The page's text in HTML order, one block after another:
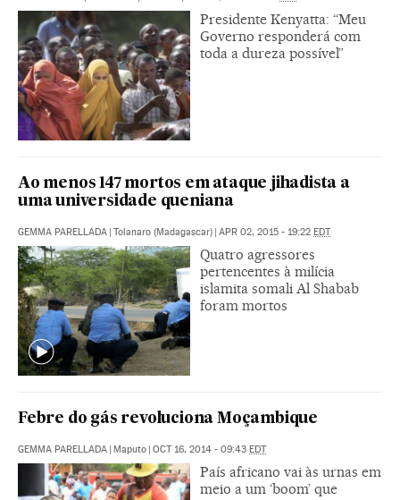
Presidente Kenyatta: “Meu
Governo responderá com
toda a dureza possível”
Ao menos 147 mortos em ataque jihadista a
uma universidade queniana
GEMMA PARELLADA | Tolanaro (Madagascar) | APR 02, 2015 - 19:22 EDT
Quatro agressores
pertencentes à milícia
islamita somali Al Shabab
foram mortos
Febre do gás revoluciona Moçambique
GEMMA PARELLADA | Maputo | OCT 16, 2014 - 09:43 EDT
País africano vai às urnas em
meio a um ‘boom’ que